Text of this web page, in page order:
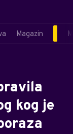
Magazin
kog je